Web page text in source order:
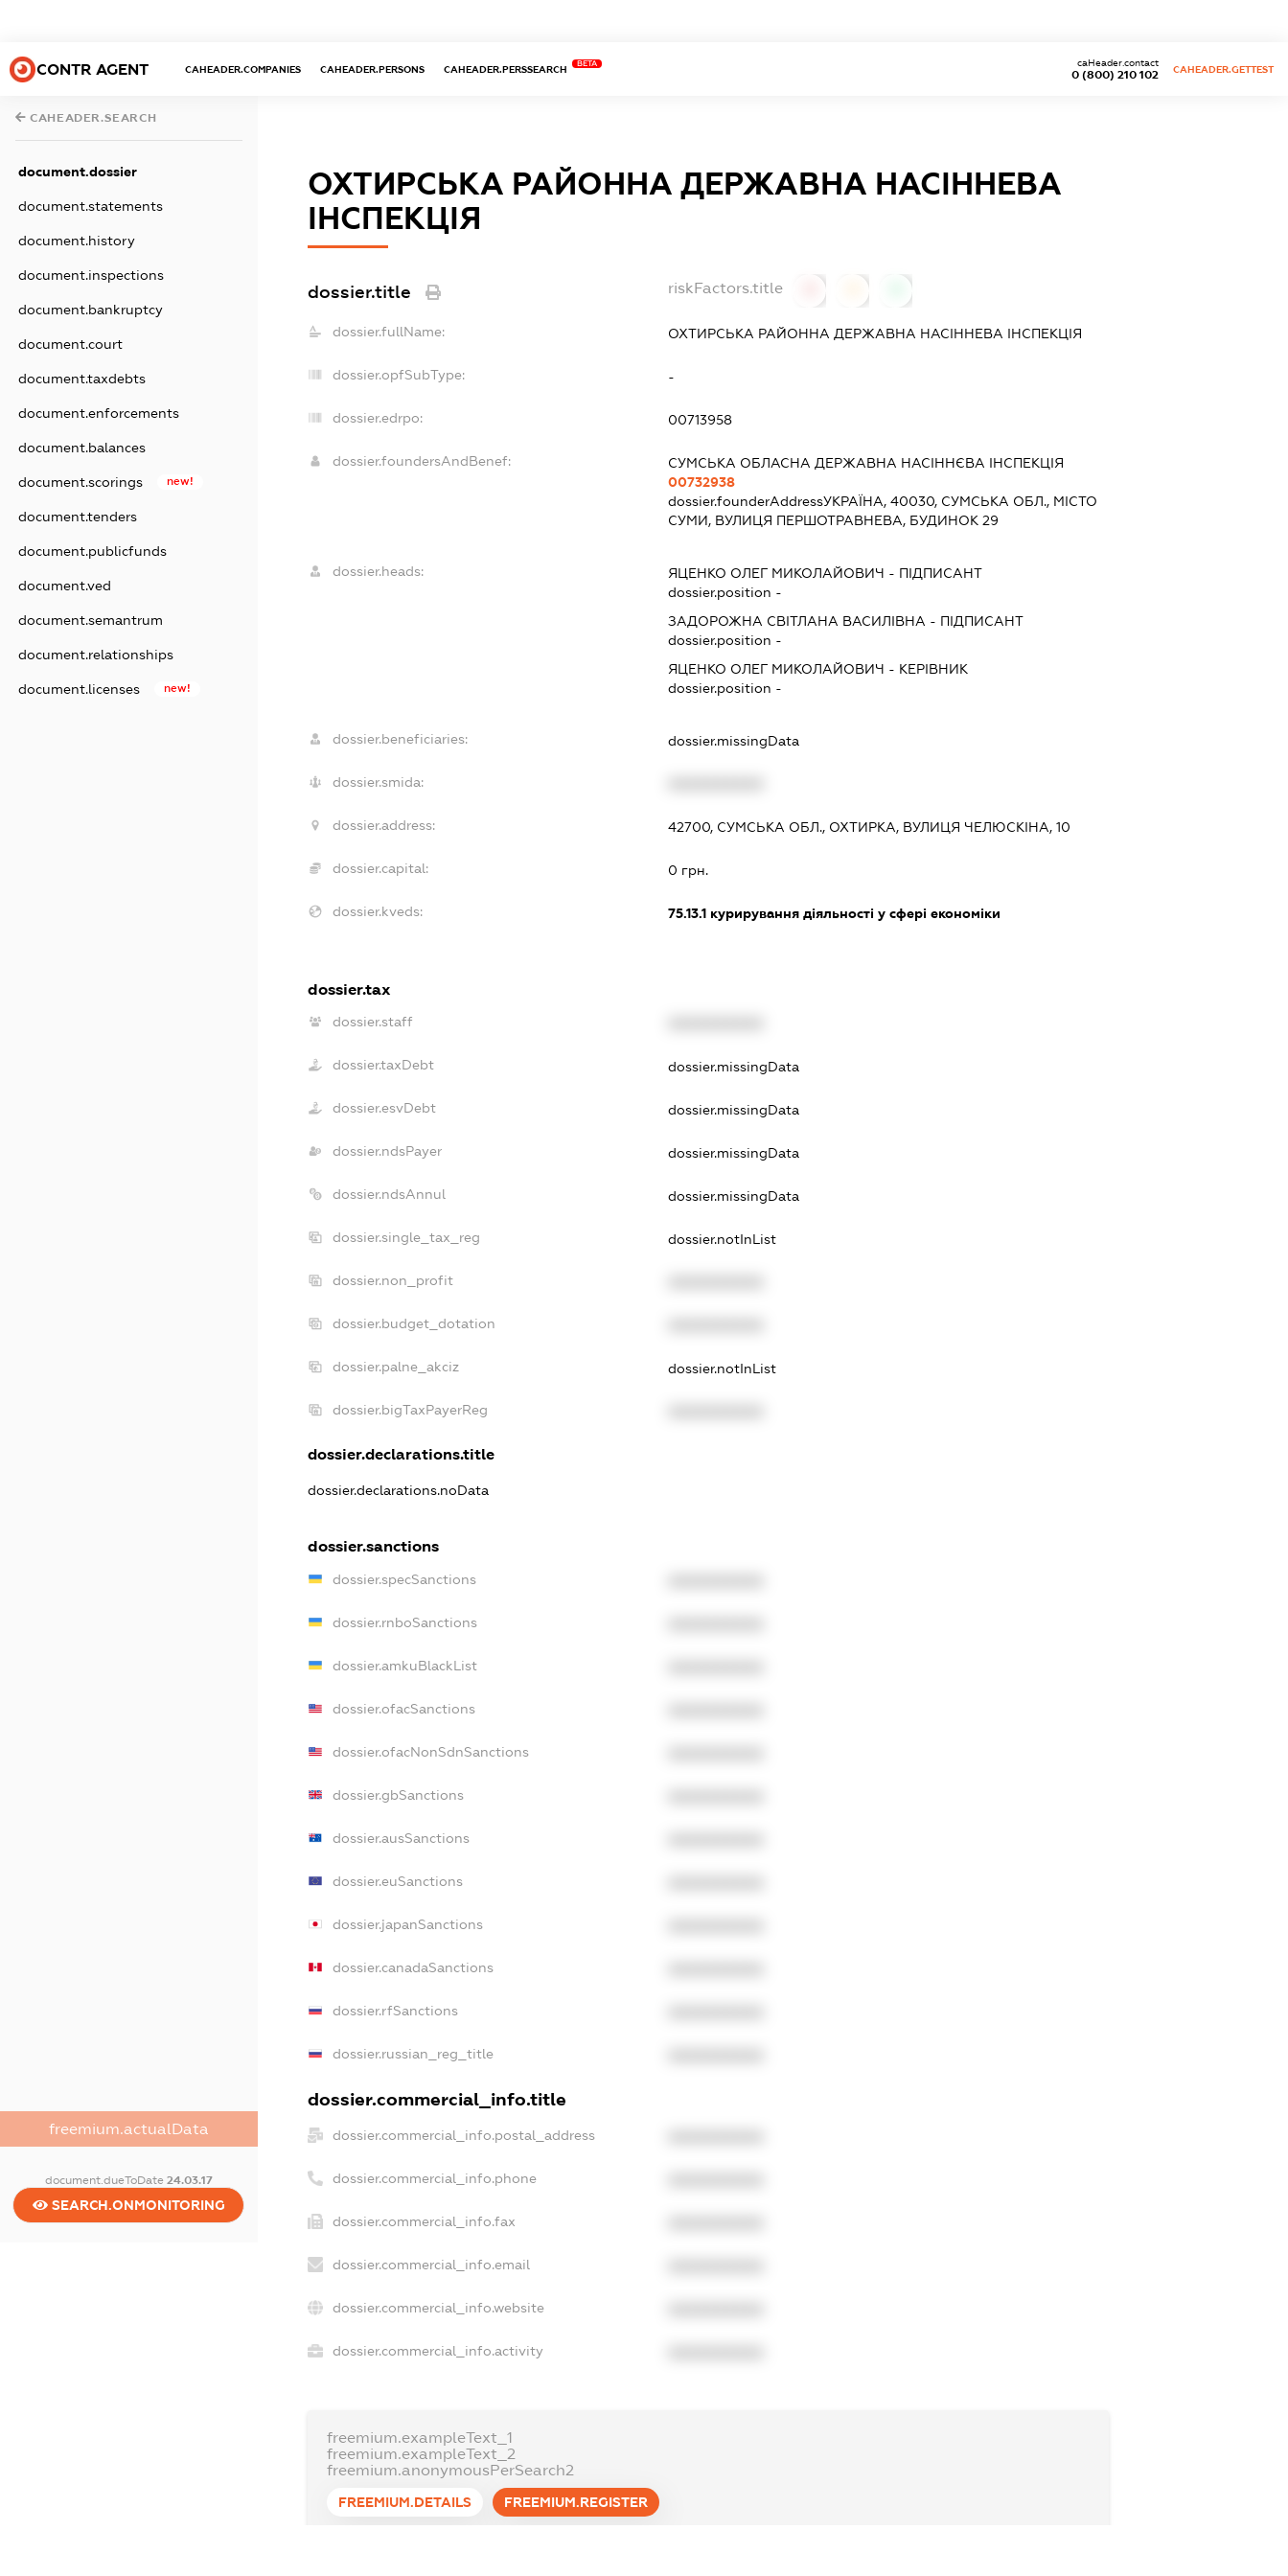
CONTR AGENT CAHEADER.COMPANIES CAHEADER.PERSONS CAHEADER.PERSSEARCH
BETA
0 (800) 210 102
caHeader.contact
CAHEADER.GETTEST
CAHEADER.SEARCH
document.dossier
document.statements
document.history
document.inspections
document.bankruptcy
document.court
document.taxdebts
document.enforcements
document.balances
document.scorings new!
document.tenders
document.publicfunds
document.ved
document.semantrum
document.relationships
document.licenses new!
freemium.actualData
document.dueToDate 24.03.17
SEARCH.ONMONITORING
ОХТИРСЬКА РАЙОННА ДЕРЖАВНА НАСІННЕВА
ІНСПЕКЦІЯ
dossier.title riskFactors.title
dossier.fullName: ОХТИРСЬКА РАЙОННА ДЕРЖАВНА НАСІННЕВА ІНСПЕКЦІЯ
dossier.opfSubType: -
dossier.edrpo: 00713958
dossier.foundersAndBenef:
СУМСЬКА ОБЛАСНА ДЕРЖАВНА НАСІННЄВА ІНСПЕКЦІЯ
00732938
dossier.founderAddressУКРАЇНА, 40030, СУМСЬКА ОБЛ., МІСТО
СУМИ, ВУЛИЦЯ ПЕРШОТРАВНЕВА, БУДИНОК 29
dossier.heads: ЯЦЕНКО ОЛЕГ МИКОЛАЙОВИЧ - ПІДПИСАНТ
dossier.position -
ЗАДОРОЖНА СВІТЛАНА ВАСИЛІВНА - ПІДПИСАНТ
dossier.position -
ЯЦЕНКО ОЛЕГ МИКОЛАЙОВИЧ - КЕРІВНИК
dossier.position -
dossier.beneficiaries: dossier.missingData
dossier.smida:
dossier.address: 42700, СУМСЬКА ОБЛ., ОХТИРКА, ВУЛИЦЯ ЧЕЛЮСКІНА, 10
dossier.capital: 0 грн.
dossier.kveds: 75.13.1 курирування діяльності у сфері економіки
dossier.tax
dossier.staff
dossier.taxDebt dossier.missingData
dossier.esvDebt dossier.missingData
dossier.ndsPayer dossier.missingData
dossier.ndsAnnul dossier.missingData
dossier.single_tax_reg dossier.notInList
dossier.non_profit
dossier.budget_dotation
dossier.palne_akciz dossier.notInList
dossier.bigTaxPayerReg
dossier.declarations.title
dossier.declarations.noData
dossier.sanctions
dossier.specSanctions
dossier.rnboSanctions
dossier.amkuBlackList
dossier.ofacSanctions
dossier.ofacNonSdnSanctions
dossier.gbSanctions
dossier.ausSanctions
dossier.euSanctions
dossier.japanSanctions
dossier.canadaSanctions
dossier.rfSanctions
dossier.russian_reg_title
dossier.commercial_info.title
dossier.commercial_info.postal_address
dossier.commercial_info.phone
dossier.commercial_info.fax
dossier.commercial_info.email
dossier.commercial_info.website
dossier.commercial_info.activity
freemium.exampleText_1
freemium.exampleText_2
freemium.anonymousPerSearch2
FREEMIUM.DETAILS FREEMIUM.REGISTER